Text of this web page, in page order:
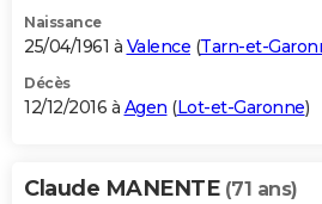
Naissance
25/04/1961 à Valence (Tarn-et-
Décès
12/12/2016 à Agen (Lot-et-Garonne)
Claude MANENTE (71 ans)